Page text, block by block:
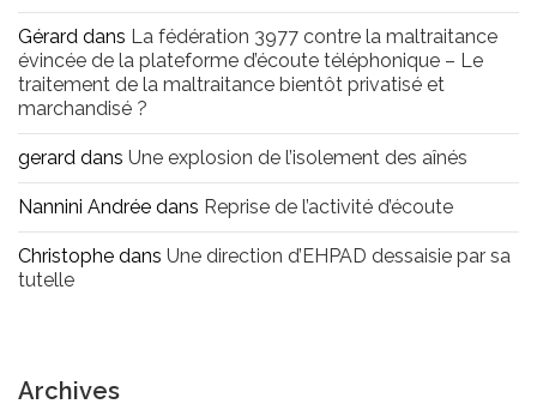
Gérard dans La fédération 3977 contre la maltraitance
évincée de la plateforme d’écoute téléphonique – Le
traitement de la maltraitance bientôt privatisé et
marchandisé ?
gerard dans Une explosion de l’isolement des aînés
Nannini Andrée dans Reprise de l’activité d’écoute
Christophe dans Une direction d’EHPAD dessaisie par sa
tutelle
Archives